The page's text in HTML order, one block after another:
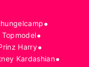
•
•
Harry•
Kardashian•